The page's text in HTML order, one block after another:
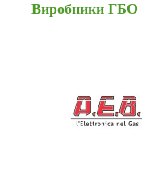
Виробники ГБО